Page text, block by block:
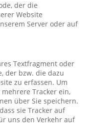
der die
Website
Server oder auf
Textfragment oder
der bzw. die dazu
zu erfassen. Um
Tracker ein,
über Sie speichern.
sie Tracker auf
uns den Verkehr auf